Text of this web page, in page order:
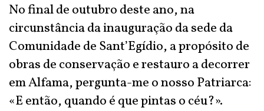
No final de outubro deste ano, na
circunstância da inauguração da sede da
Comunidade de Sant’Egídio, a propósito de
obras de conservação e restauro a decorrer
em Alfama, pergunta-me o nosso Patriarca:
«E então, quando é que pintas o céu?».